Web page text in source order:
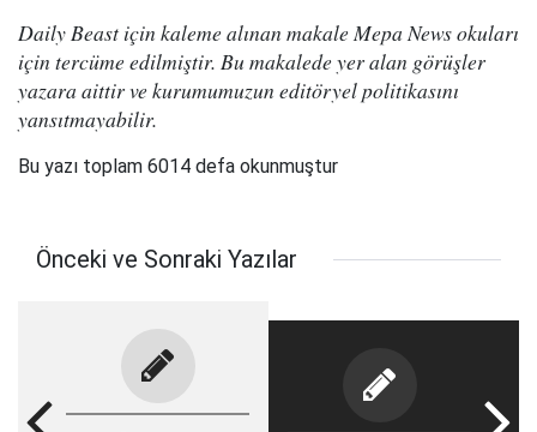
Daily Beast için kaleme alınan makale Mepa News okuları
için tercüme edilmiştir. Bu makalede yer alan görüşler
yazara aittir ve kurumumuzun editöryel politikasını
yansıtmayabilir.
Bu yazı toplam 6014 defa okunmuştur
Önceki ve Sonraki Yazılar